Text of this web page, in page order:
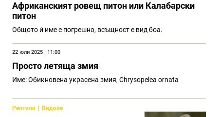
Африканският ровещ питон или Калабарски
питон
Общото ѝ име е погрешно, всъщност е вид боа.
22 юли 2025 | 11:00
Просто летяща змия
Име: Обикновена украсена змия, Chrysopelea ornata
Рептили Видове